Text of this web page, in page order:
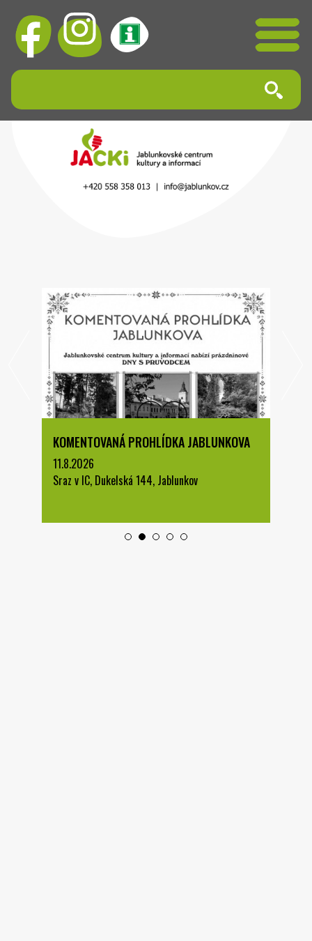
KOMENTOVANÁ PROHLÍDKA JABLUNKOVA
11.8.2026
Sraz v IC, Dukelská 144, Jablunkov